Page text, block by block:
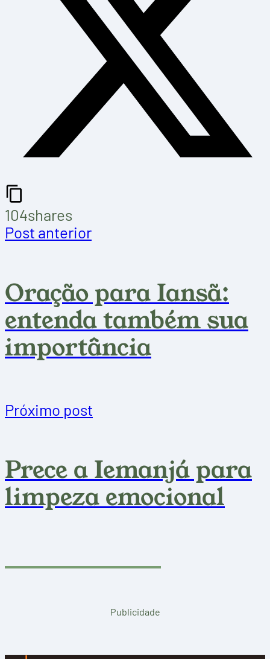
104shares
Post anterior
Oração para Iansã:
entenda também sua
importância
Próximo post
Prece a Iemanjá para
limpeza emocional
Publicidade